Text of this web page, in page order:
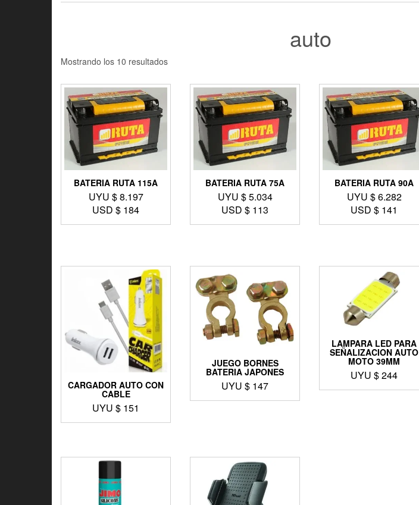
auto
Mostrando los 10 resultados
BATERIA RUTA 115A
UYU $8.197
USD $ 184
BATERIA RUTA 75A
UYU $5.034
USD $ 113
BATERIA RUTA 90A
UYU $6.282
USD $ 141
CARGADOR AUTO CON
CABLE
UYU $ 151
JUEGO BORNES
BATERIA JAPONES
UYU $ 147
LAMPARA LED PARA
SEÑALIZACION AUTO
MOTO 39MM
UYU $244